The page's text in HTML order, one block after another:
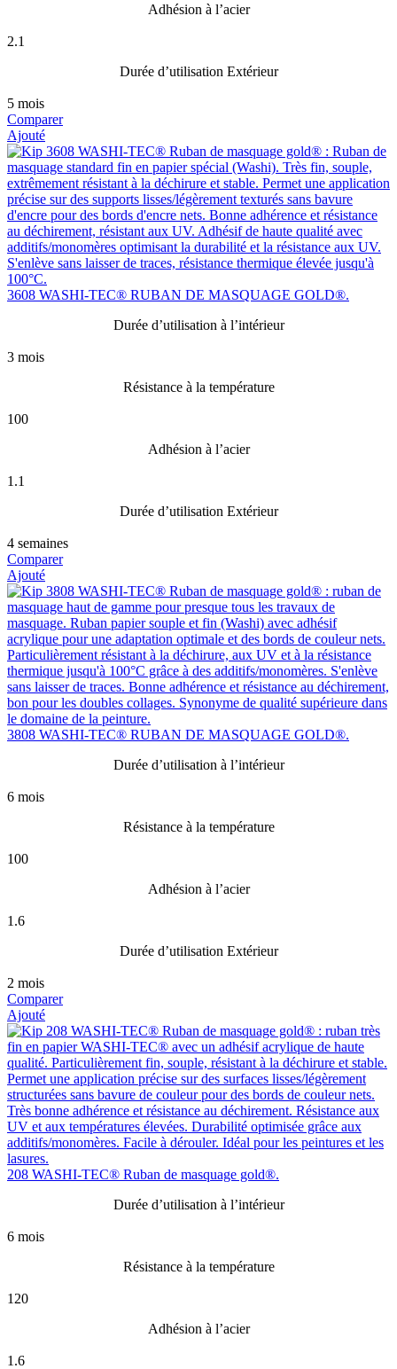
Adhésion à l’acier
2.1
Durée d’utilisation Extérieur
5 mois
Comparer
Ajouté
3608 WASHI-TEC® RUBAN DE MASQUAGE GOLD®.
Durée d’utilisation à l’intérieur
3 mois
Résistance à la température
100
Adhésion à l’acier
1.1
Durée d’utilisation Extérieur
4 semaines
Comparer
Ajouté
3808 WASHI-TEC® RUBAN DE MASQUAGE GOLD®.
Durée d’utilisation à l’intérieur
6 mois
Résistance à la température
100
Adhésion à l’acier
1.6
Durée d’utilisation Extérieur
2 mois
Comparer
Ajouté
208 WASHI-TEC® Ruban de masquage gold®.
Durée d’utilisation à l’intérieur
6 mois
Résistance à la température
120
Adhésion à l’acier
1.6